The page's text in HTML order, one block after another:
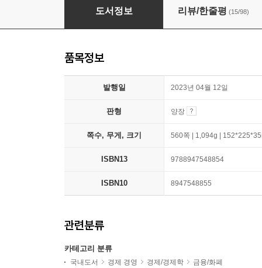
베어마켓
도서정보 리뷰/한줄평 (15/98)
품목정보
발행일 2023년 04월 12일
판형 양장
쪽수, 무게, 크기 560쪽 | 1,094g |
ISBN13 9788947548854
ISBN10 8947548855
관련분류
카테고리 분류
국내도서 경제 경영 경제/경제학
금융/화폐